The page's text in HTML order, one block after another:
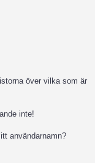
över vilka som är
inte!
användarnamn?